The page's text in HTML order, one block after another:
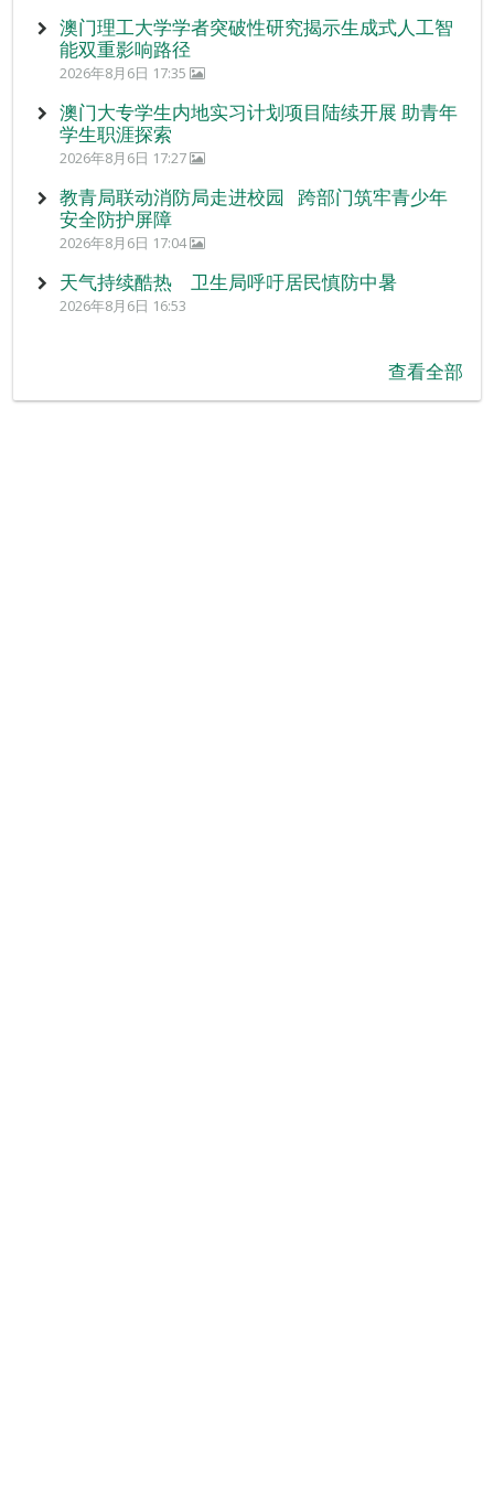
澳门理工大学学者突破性研究揭示生成式人工智
能双重影响路径
2026年8月6日 17:35
澳门大专学生内地实习计划项目陆续开展 助青年
学生职涯探索
2026年8月6日 17:27
教青局联动消防局走进校园 跨部门筑牢青少年
安全防护屏障
2026年8月6日 17:04
天气持续酷热 卫生局呼吁居民慎防中暑
2026年8月6日 16:53
查看全部